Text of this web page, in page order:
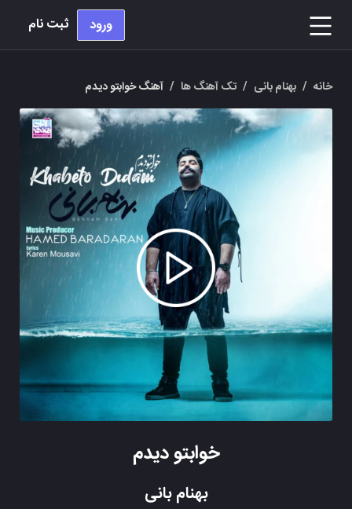
ورود ثبت نام
خانه / بهنام بانی / تک آهنگ ها / آهنگ خوابتو دیدم
خوابتو دیدم
بهنام بانی